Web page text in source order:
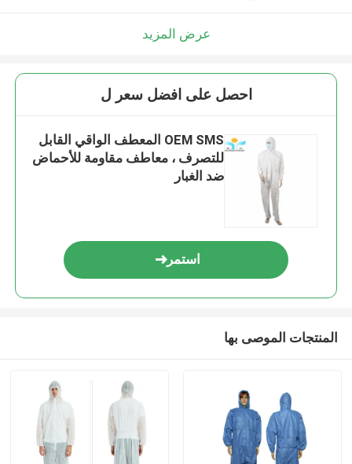
عرض المزيد
احصل على افضل سعر ل
OEM SMS المعطف الواقي القابل
للتصرف ، معاطف مقاومة للأحماض
ضد الغبار
استمر
المنتجات الموصى بها